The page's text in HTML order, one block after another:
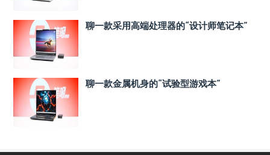
聊一款采用高端处理器的“设计师笔记本”
聊一款金属机身的“试验型游戏本”